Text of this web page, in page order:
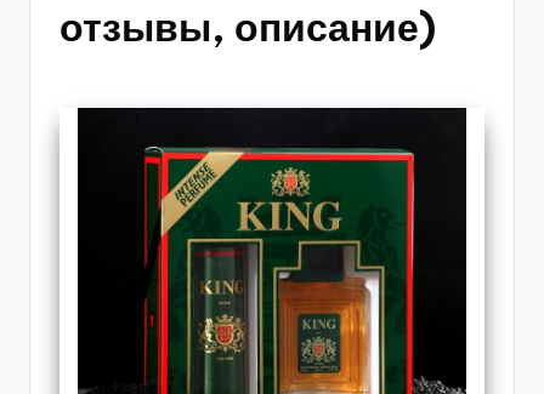
отзывы, описание)